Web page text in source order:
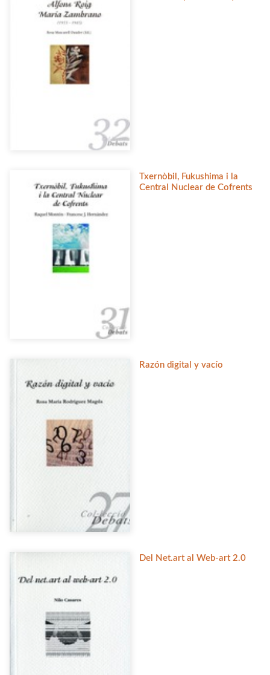
Txernòbil, Fukushima i la
Central Nuclear de Cofrents
Razón digital y vacío
Del Net.art al Web-art 2.0